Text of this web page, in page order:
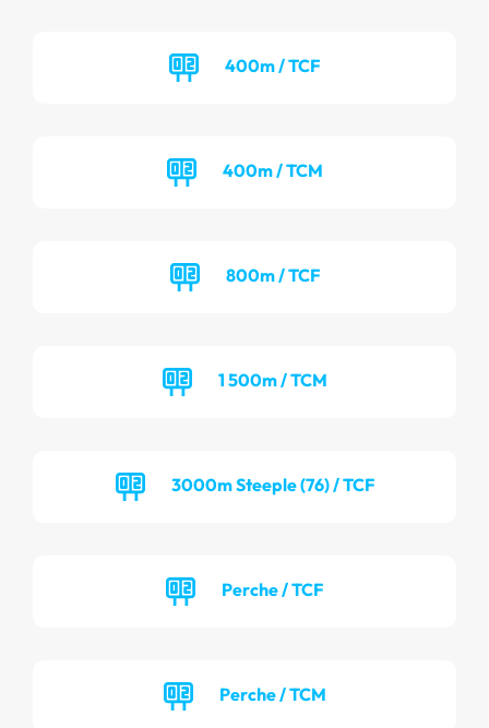
400m / TCF
400m / TCM
800m / TCF
1 500m / TCM
3000m Steeple (76) / TCF
Perche / TCF
Perche / TCM